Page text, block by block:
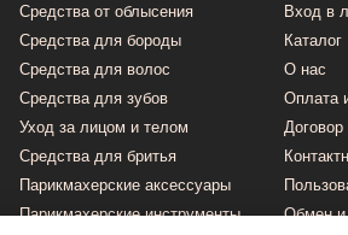
Средства от облысения
Средства для бороды
Средства для волос
Средства для зубов
Уход за лицом и телом
Средства для бритья
Парикмахерские аксессуары
Парикмахерские инструменты
Вход в
Каталог
О нас
Оплата
Обмен и